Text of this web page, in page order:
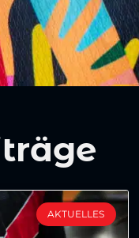
AKTUELLES